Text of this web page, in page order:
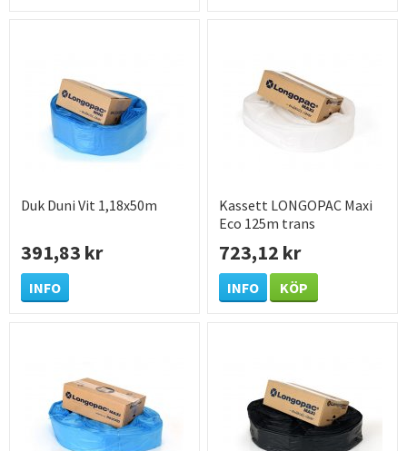
Duk Duni Vit 1,18x50m
391,83 kr
INFO
Kassett LONGOPAC Maxi
Eco 125m trans
723,12 kr
INFO KÖP